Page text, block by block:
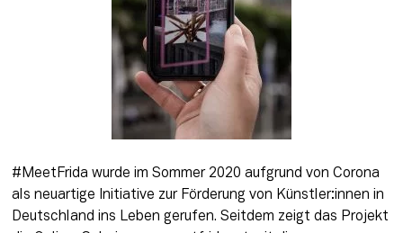
#MeetFrida wurde im Sommer 2020 aufgrund von Corona
als neuartige Initiative zur Förderung von Künstler:innen in
Deutschland ins Leben gerufen. Seitdem zeigt das Projekt